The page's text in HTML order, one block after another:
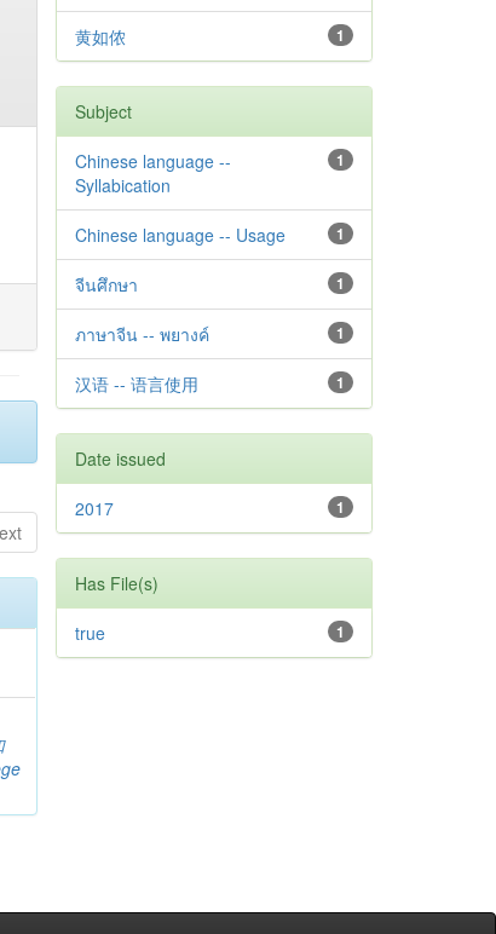
1
黄如侬
Subject
1
Chinese language --
Syllabication
1
Chinese language -- Usage
1
จีนศึกษา
1
ภาษาจีน -- พยางค์
1
汉语 -- 语言使用
Date issued
1
2017
Has File(s)
1
true